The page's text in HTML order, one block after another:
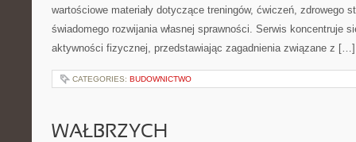
wartościowe materiały dotyczące treningów, ćwiczeń, zdrowego
świadomego rozwijania własnej sprawności. Serwis koncentruje
aktywności fizycznej, przedstawiając zagadnienia związane z […]
CATEGORIES: BUDOWNICTWO
WAŁBRZYCH